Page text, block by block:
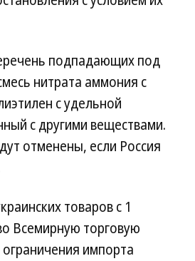
подпадающих под
нитрата аммония с
с удельной
с другими веществами.
отменены, если Россия
товаров с 1
Всемирную торговую
импорта